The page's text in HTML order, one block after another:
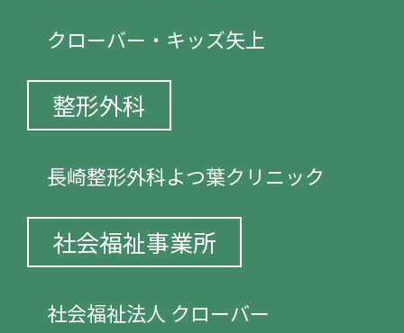
クローバー・キッズ矢上
整形外科
長崎整形外科よつ葉クリニック
社会福祉事業所
社会福祉法人 クローバー